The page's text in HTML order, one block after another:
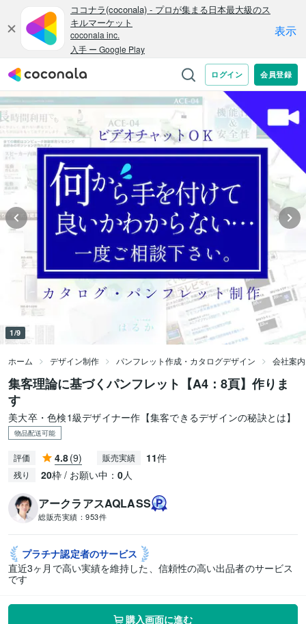
1/9
ホーム デザイン制作 パンフレット作成・カタログデザイン 会社案
集客理論に基づくパンフレット【A4：8頁】作りま
す
美大卒・色検1級デザイナー作【集客できるデザインの秘訣とは】
物品配送可能
評価 4.8(9) 販売実績 11件
残り 20枠 / お願い中： 0人
アークラアスAQLASS
総販売実績： 953件
プラチナ認定者のサービス
直近3ヶ月で高い実績を維持した、信頼性の高い出品者のサービス
です
購入画面に進む